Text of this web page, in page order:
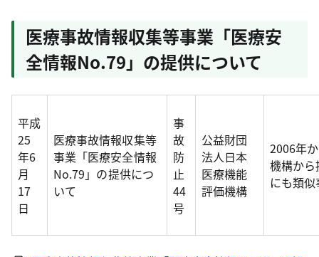
医療事故情報収集等事業「医療安
全情報No.79」の提供について
平成
25
年6
月
17
日
医療事故情報収集等
事業「医療安全情報
No.79」の提供につ
いて
事
故
防
止
44
号
公益財団
法人日本
医療機能
評価機構
2006年
機構か
にも類